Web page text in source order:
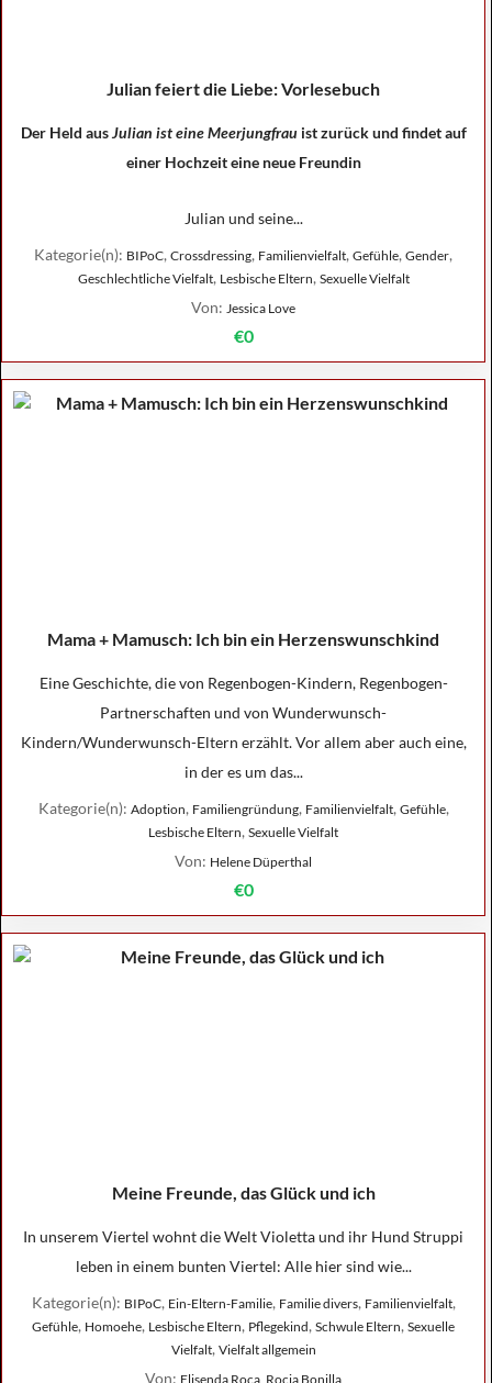
Julian feiert die Liebe: Vorlesebuch
Der Held ausJulian ist eine Meerjungfrauist zurück und findet auf
einer Hochzeit eine neue Freundin
Julian und seine...
Kategorie(n): BIPoC, Crossdressing, Familienvielfalt, Gefühle, Gender,
Geschlechtliche Vielfalt, Lesbische Eltern, Sexuelle Vielfalt
Von: Jessica Love
€0
Mama + Mamusch: Ich bin ein Herzenswunschkind
Eine Geschichte, die von Regenbogen-Kindern, Regenbogen-
Partnerschaften und von Wunderwunsch-
Kindern/Wunderwunsch-Eltern erzählt. Vor allem aber auch eine,
in der es um das...
Kategorie(n): Adoption, Familiengründung, Familienvielfalt, Gefühle,
Lesbische Eltern, Sexuelle Vielfalt
Von: Helene Düperthal
€0
Meine Freunde, das Glück und ich
In unserem Viertel wohnt die Welt Violetta und ihr Hund Struppi
leben in einem bunten Viertel: Alle hier sind wie...
Kategorie(n): BIPoC, Ein-Eltern-Familie, Familie divers, Familienvielfalt,
Gefühle, Homoehe, Lesbische Eltern, Pflegekind, Schwule Eltern, Sexuelle
Vielfalt, Vielfalt allgemein
Von: Elisenda Roca, Rocia Bonilla